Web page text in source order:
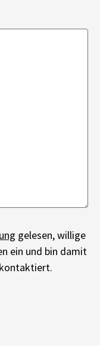
gelesen, willige
ein und bin damit